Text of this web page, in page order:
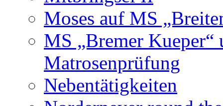
Moses auf MS
MS „Bremer Kueper“
Matrosenprüfung
Nebentätigkeiten